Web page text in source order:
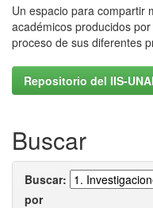
Un espacio para compartir
académicos producidos
proceso de sus diferentes
Repositorio del IIS-
Buscar
Buscar:
por